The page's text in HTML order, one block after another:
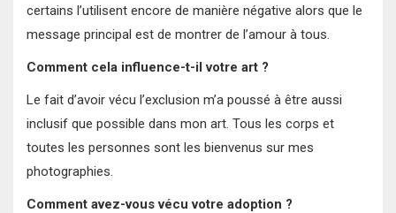
certains l’utilisent encore de manière négative alors que le
message principal est de montrer de l’amour à tous.
Comment cela influence-t-il votre art ?
Le fait d’avoir vécu l’exclusion m’a poussé à être aussi
inclusif que possible dans mon art. Tous les corps et
toutes les personnes sont les bienvenus sur mes
photographies.
Comment avez-vous vécu votre adoption ?